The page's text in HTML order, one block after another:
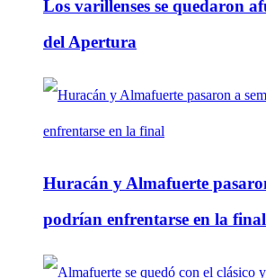
Los varillenses se quedaron
del Apertura
Huracán y Almafuerte
podrían enfrentarse en la final